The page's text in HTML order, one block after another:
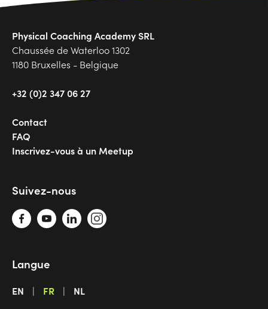
Physical Coaching Academy SRL
Chaussée de Waterloo 1302
1180 Bruxelles - Belgique
+32 (0)2 347 06 27
Contact
FAQ
Inscrivez-vous à un Meetup
Suivez-nous
Langue
EN FR NL